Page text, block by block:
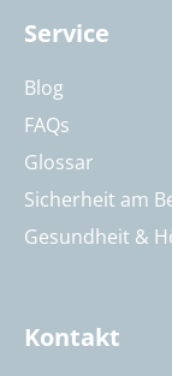
Service
Blog
FAQs
Glossar
Sicherheit am
Gesundheit &
Kontakt